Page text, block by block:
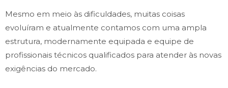
Mesmo em meio às dificuldades, muitas coisas
evoluíram e atualmente contamos com uma ampla
estrutura, modernamente equipada e equipe de
profissionais técnicos qualificados para atender às novas
exigências do mercado.